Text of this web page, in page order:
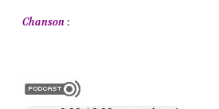
Chanson :